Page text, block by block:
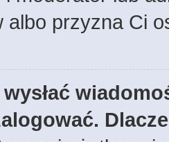
albo przyzna Ci